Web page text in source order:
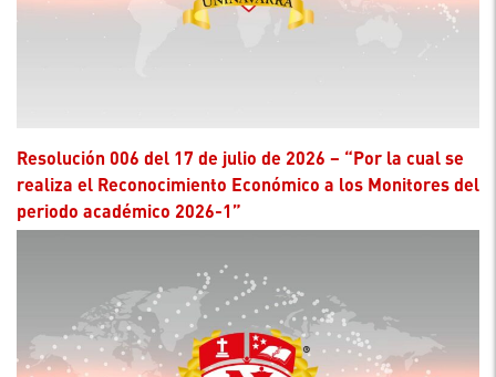
Resolución 006 del 17 de julio de 2026 – “Por la cual se
realiza el Reconocimiento Económico a los Monitores del
periodo académico 2026-1”